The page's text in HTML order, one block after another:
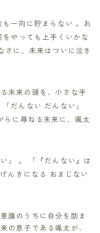
も一向に貯まらない 。お
をやっても上手くいかな
さに、未来はついに泣き
未来の頭を、小さな手
だんない だんない」
らに尋ねる未来に、颯太
」 。 「『だんない』は
んきになる おまじない
識のうちに自分を励ま
の息子である颯太が、